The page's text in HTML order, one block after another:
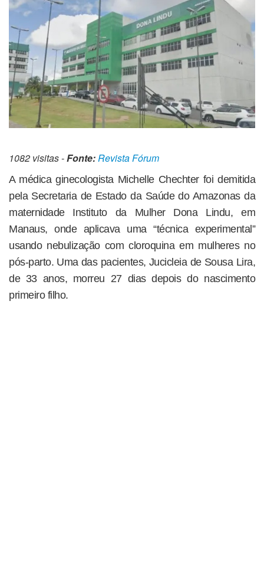
1082 visitas -Fonte:Revista Fórum
A médica ginecologista Michelle Chechter foi demitida
pela Secretaria de Estado da Saúde do Amazonas da
maternidade Instituto da Mulher Dona Lindu, em
Manaus, onde aplicava uma “técnica experimental”
usando nebulização com cloroquina em mulheres no
pós-parto. Uma das pacientes, Jucicleia de Sousa Lira,
de 33 anos, morreu 27 dias depois do nascimento
primeiro filho.